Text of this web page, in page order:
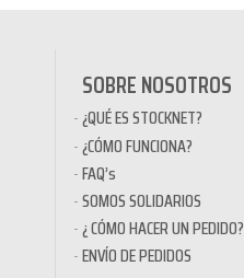
SOBRE NOSOTROS
¿QUÉ ES STOCKNET?
¿CÓMO FUNCIONA?
FAQ’s
SOMOS SOLIDARIOS
¿ CÓMO HACER UN PEDIDO?
ENVÍO DE PEDIDOS